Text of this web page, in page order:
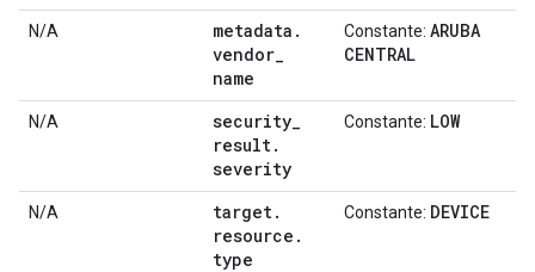
N/A metadata .
vendor_
name
Constante: ARUBA
CENTRAL
N/A security_
result.
severity
Constante: LOW
N/A target.
resource .
type
Constante: DEVICE